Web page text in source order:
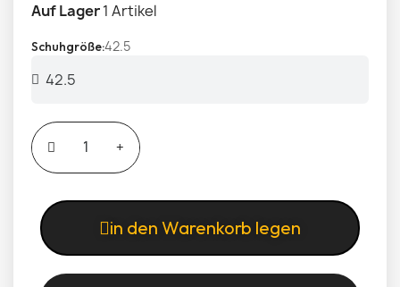
Auf Lager1 Artikel
Schuhgröße42.5
in den Warenkorb legen